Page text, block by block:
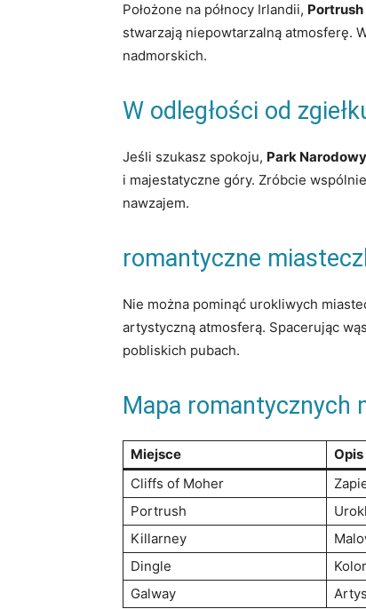
Położone na północy Irlandii, Portrush
stwarzają niepowtarzalną atmosferę.
nadmorskich.
W odległości od
Jeśli szukasz spokoju, Park
i majestatyczne góry. ‌Zróbcie
nawzajem.
romantyczne
Nie można pominąć urokliwych
artystyczną⁢ atmosferą. Spacerując
pobliskich pubach.
Mapa romantycznych
Miejsce
Opis
Cliffs of Moher
Portrush
Killarney
Dingle
Galway